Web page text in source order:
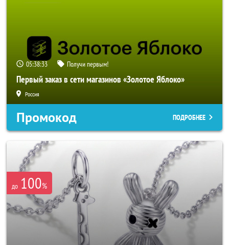
05:38:31 Получи первым!
Первый заказ в сети магазинов «Золотое Яблоко»
Россия
Промокод ПОДРОБНЕЕ
до 100%